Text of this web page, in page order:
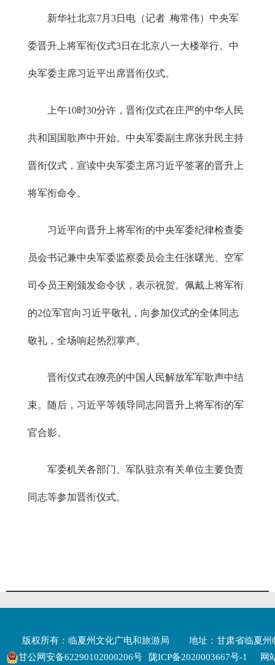
新华社北京7月3日电（记者 梅常伟）中央军
委晋升上将军衔仪式3日在北京八一大楼举行。中
央军委主席习近平出席晋衔仪式。
上午10时30分许，晋衔仪式在庄严的中华人民
共和国国歌声中开始。中央军委副主席张升民主持
晋衔仪式，宣读中央军委主席习近平签署的晋升上
将军衔命令。
习近平向晋升上将军衔的中央军委纪律检查委
员会书记兼中央军委监察委员会主任张曙光、空军
司令员王刚颁发命令状，表示祝贺。佩戴上将军衔
的2位军官向习近平敬礼，向参加仪式的全体同志
敬礼，全场响起热烈掌声。
晋衔仪式在嘹亮的中国人民解放军军歌声中结
束。随后，习近平等领导同志同晋升上将军衔的军
官合影。
军委机关各部门、军队驻京有关单位主要负责
同志等参加晋衔仪式。
版权所有：临夏州文化广电和旅游局
地址：甘肃省临夏州
甘公网安备62290102000206号
陇ICP备2020003667号-1 网